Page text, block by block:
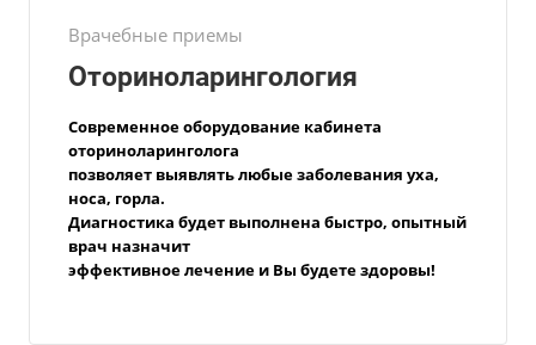
Врачебные приемы
Оториноларингология
Современное оборудование кабинета
оториноларинголога
позволяет выявлять любые заболевания уха,
носа, горла.
Диагностика будет выполнена быстро, опытный
врач назначит
эффективное лечение и Вы будете здоровы!